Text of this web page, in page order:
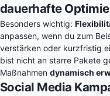
dauerhafte
Besonders wichtig:
anpassen, wenn du zum
verstärken oder kurzfristig
bist nicht an starre Pakete
Maßnahmen dynamisch
Social Media